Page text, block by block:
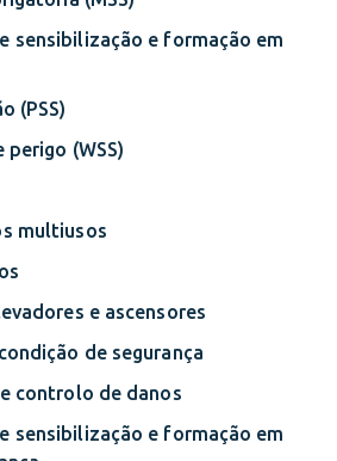
sensibilização e formação em
(PSS)
perigo (WSS)
multiusos
e ascensores
de segurança
controlo de danos
sensibilização e formação em